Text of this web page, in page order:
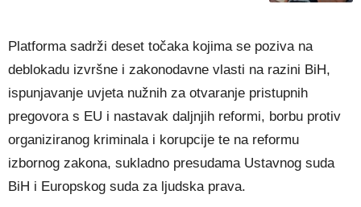
Platforma sadrži deset točaka kojima se poziva na
deblokadu izvršne i zakonodavne vlasti na razini BiH,
ispunjavanje uvjeta nužnih za otvaranje pristupnih
pregovora s EU i nastavak daljnjih reformi, borbu protiv
organiziranog kriminala i korupcije te na reformu
izbornog zakona, sukladno presudama Ustavnog suda
BiH i Europskog suda za ljudska prava.